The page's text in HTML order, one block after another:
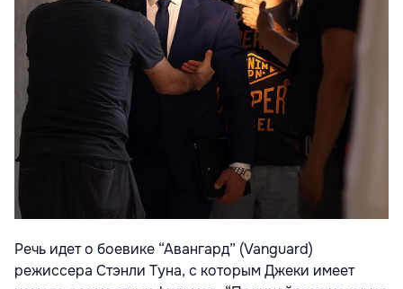
Речь идет о боевике “Авангард” (Vanguard)
режиссера Стэнли Туна, с которым Джеки имеет